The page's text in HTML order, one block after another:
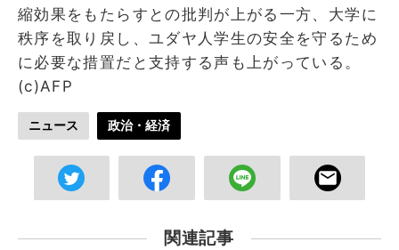
縮効果をもたらすとの批判が上がる一方、大学に
秩序を取り戻し、ユダヤ人学生の安全を守るため
に必要な措置だと支持する声も上がっている。
(c)AFP
ニュース 政治・経済
関連記事